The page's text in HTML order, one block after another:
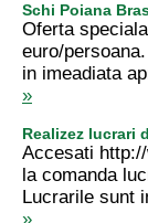
Schi Poiana
Oferta
euro/
in imeadiata
»
Realizez lucrari
Accesati
la comanda
Lucrarile sunt